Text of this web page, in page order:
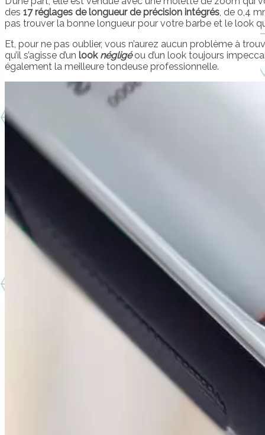
des 17 réglages de longueur de précision intégrés, de 0,4
pas trouver la bonne longueur pour votre barbe et le look
Et, pour ne pas oublier, vous n’aurez aucun problème à
qu’il s’agisse d’un look négligéou d’un look toujours
également la meilleure tondeuse professionnelle.